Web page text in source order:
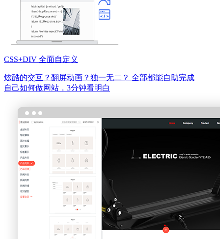
CSS+DIV 全面自定义
炫酷的交互？翻屏动画？独一无二？ 全部都能自助完成
自己如何做网站，3分钟看明白